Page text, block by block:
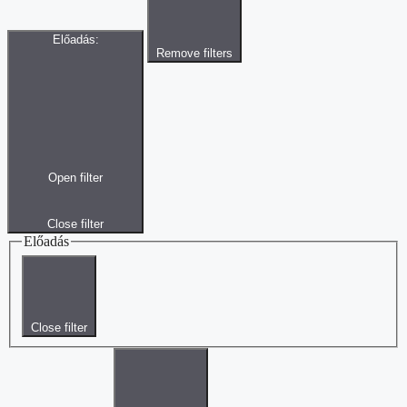
Előadás:
Open filter
Close filter
Remove filters
Előadás
Close filter